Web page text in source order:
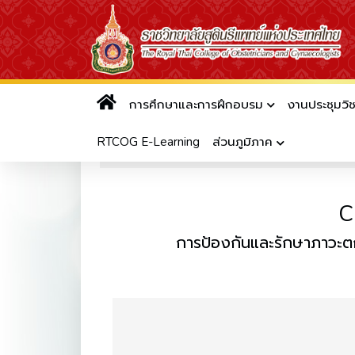
การศึกษาและการฝึกอบรม งานประชุมวิ
RTCOG E-Learning ส่วนภูมิภาค
แนวทางเวชปฏิบัติของราชวิทย
อ่านแล้ว 4195 ครั้ง
การป้องกันและรักษาภาว